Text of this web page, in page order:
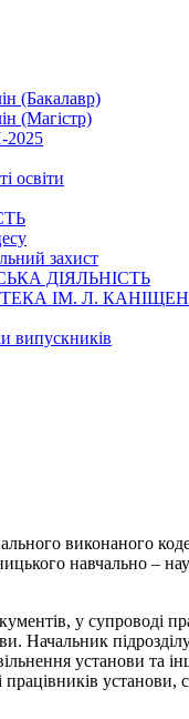
(Бакалавр)
(Магістр)
2025
освіти
захист
ДІЯЛЬНІСТЬ
ІМ. Л.
випускників
виконаного
навчально –
у супроводі
Начальник
установи та
працівників